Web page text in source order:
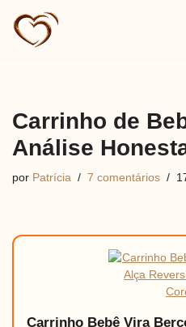
Pular
Carrinho de
Análise
por Patrícia 7 comentários
Carrinho Bebê Vira